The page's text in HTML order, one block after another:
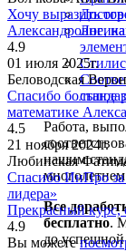
Работа,
нашим
Все
бесплатно.
до
Хочу выразить
Александровне,
4.9
01 июля 2025г.
Беловодская
Спасибо большое
математике
4.5
21 ноября 2024г.
Любинская
Спасибо ИнПро за
лидера»
Прекрасный курс,
4.9
Вы можете